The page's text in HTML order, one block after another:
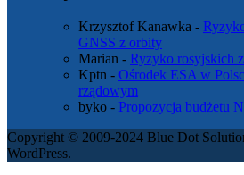
Krzysztof Kanawka -
GNSS z orbity
Marian - Ryzyko rosyjskich
Kptn - Ośrodek ESA w
rządowym
byko - Propozycja budżetu
Copyright © 2009-2024 Blue Dot
WordPress.